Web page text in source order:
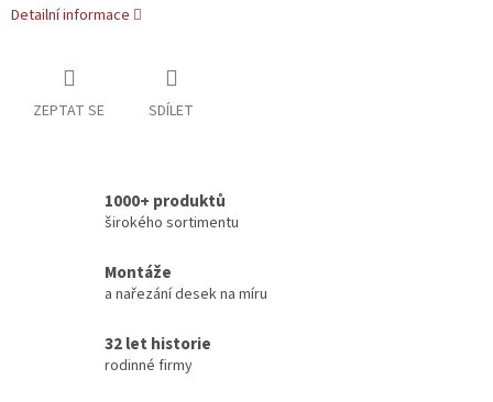
Detailní informace
ZEPTAT SE SDÍLET
1000+ produktů
širokého sortimentu
Montáže
a nařezání desek na míru
32 let historie
rodinné firmy